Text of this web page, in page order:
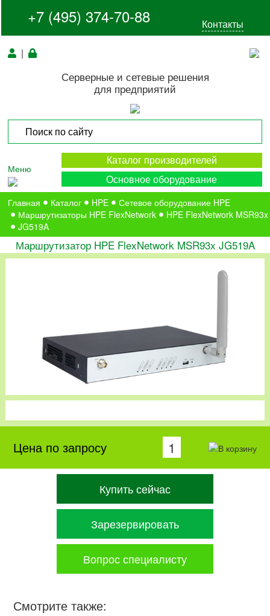
+7 (495) 374-70-88 Контакты
|
Серверные и сетевые решения
для предприятий
Меню
Каталог производителей
Основное оборудование
Главная Каталог HPE
Сетевое оборудование HPE
Маршрутизаторы HPE FlexNetwork
HPE FlexNetwork MSR93x
JG519A
Маршрутизатор HPE FlexNetwork MSR93x JG519A
Цена по запросу
Купить сейчас
Зарезервировать
Вопрос специалисту
Смотрите также: